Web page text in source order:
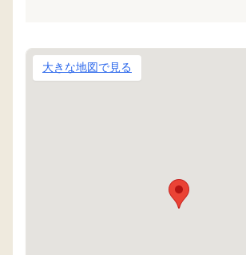
大きな地図で見る